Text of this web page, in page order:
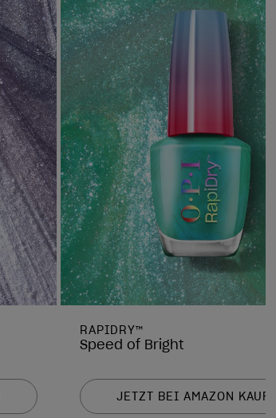
RAPIDRY™
Speed of Bright
JETZT BEI AMAZON